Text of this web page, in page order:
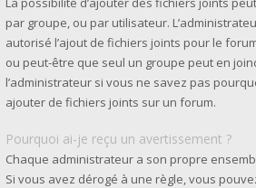
par groupe, ou par utilisateur.
autorisé l’ajout de fichiers joints pour le
ou peut-être que seul un groupe peut en
l’administrateur si vous ne savez pas
ajouter de fichiers joints sur un forum.
Pourquoi ai-je reçu un avertissement ?
Chaque administrateur a son propre
Si vous avez dérogé à une règle, vous